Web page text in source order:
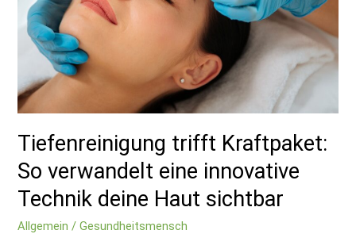
Tiefenreinigung trifft Kraftpaket:
So verwandelt eine innovative
Technik deine Haut sichtbar
Allgemein /Gesundheitsmensch
eine
innovative
Technik
deine
Haut
sichtbar